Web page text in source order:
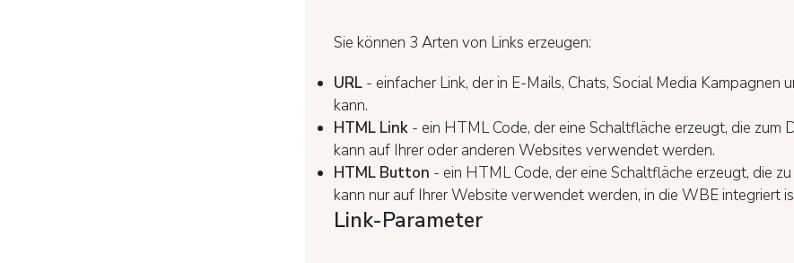
Sie können 3 Arten von Links erzeugen:
URL - einfacher Link, der in E-Mails, Chats, Social Media Kampagnen
kann.
HTML Link - ein HTML Code, der eine Schaltfläche erzeugt, die zum
kann auf Ihrer oder anderen Websites verwendet werden.
HTML Button - ein HTML Code, der eine Schaltfläche erzeugt, die
kann nur auf Ihrer Website verwendet werden, in die WBE integriert
Link-Parameter